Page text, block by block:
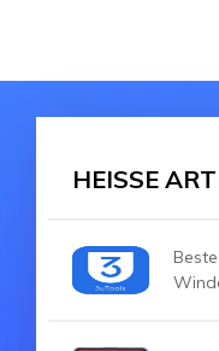
HEISSE